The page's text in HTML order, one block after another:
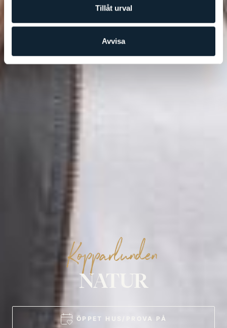
Tillåt urval
Avvisa
Koppar­­lunden
NATUR­
ÖPPET HUS/PROVA PÅ